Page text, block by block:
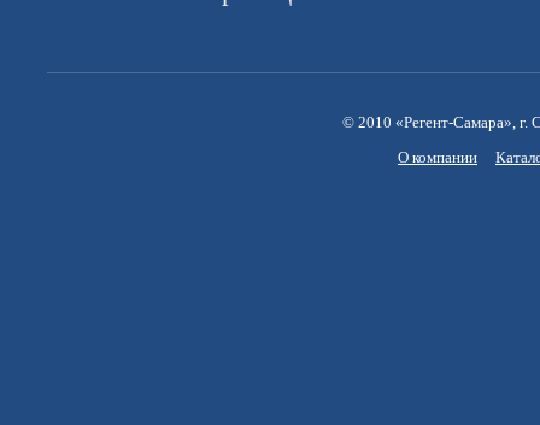
© 2010 «Регент-Самара», г.
О компании